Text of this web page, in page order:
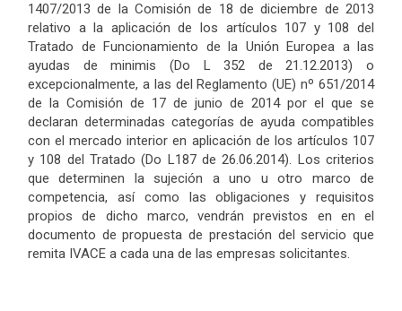
1407/2013 de la Comisión de 18 de diciembre de 2013
relativo a la aplicación de los artículos 107 y 108 del
Tratado de Funcionamiento de la Unión Europea a las
ayudas de minimis (Do L 352 de 21.12.2013) o
excepcionalmente, a las del Reglamento (UE) nº 651/2014
de la Comisión de 17 de junio de 2014 por el que se
declaran determinadas categorías de ayuda compatibles
con el mercado interior en aplicación de los artículos 107
y 108 del Tratado (Do L187 de 26.06.2014). Los criterios
que determinen la sujeción a uno u otro marco de
competencia, así como las obligaciones y requisitos
propios de dicho marco, vendrán previstos en en el
documento de propuesta de prestación del servicio que
remita IVACE a cada una de las empresas solicitantes.